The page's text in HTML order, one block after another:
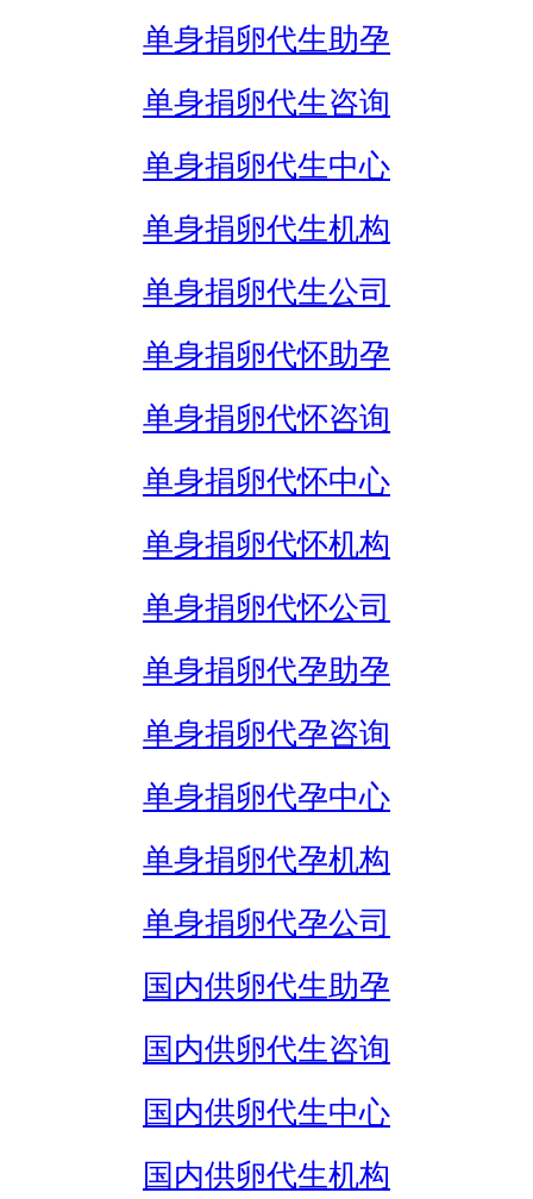
单身捐卵代生助孕
单身捐卵代生咨询
单身捐卵代生中心
单身捐卵代生机构
单身捐卵代生公司
单身捐卵代怀助孕
单身捐卵代怀咨询
单身捐卵代怀中心
单身捐卵代怀机构
单身捐卵代怀公司
单身捐卵代孕助孕
单身捐卵代孕咨询
单身捐卵代孕中心
单身捐卵代孕机构
单身捐卵代孕公司
国内供卵代生助孕
国内供卵代生咨询
国内供卵代生中心
国内供卵代生机构